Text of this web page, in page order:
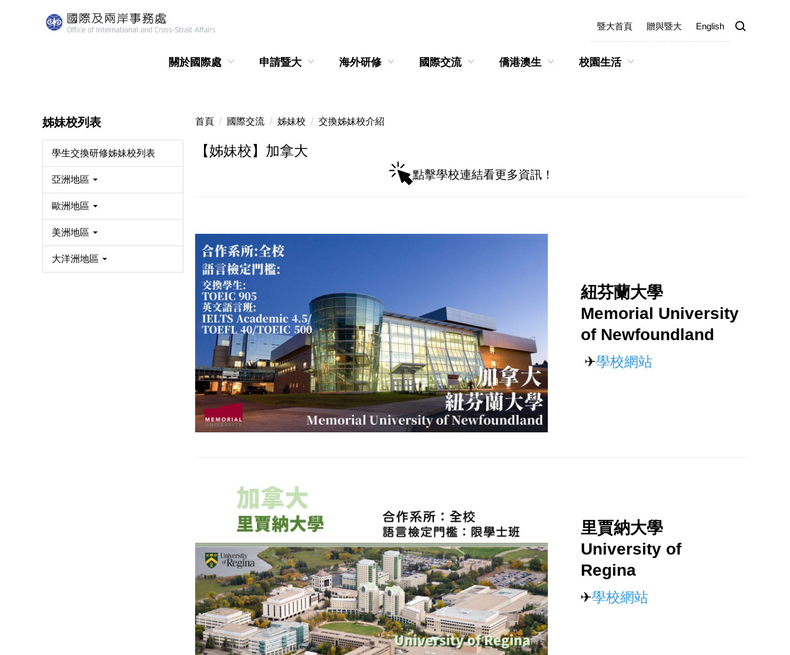
暨大首頁 贈與暨大 English
關於國際處 申請暨大 海外研修 國際交流 僑港澳生 校園生活
姊妹校列表
學生交換研修姊妹校列表
亞洲地區
歐洲地區
美洲地區
大洋洲地區
首頁 國際交流 姊妹校 交換姊妹校介紹
【姊妹校】加拿大
點擊學校連結看更多資訊！
紐芬蘭大學
Memorial University
of Newfoundland
✈學校網站
里賈納大學
University of
Regina
✈學校網站